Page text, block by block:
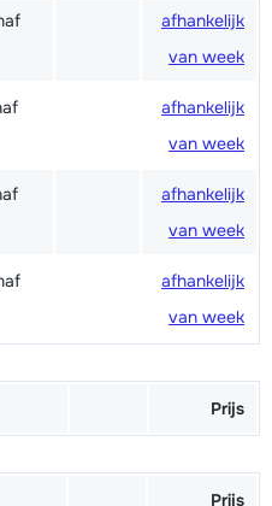
afhankelijk
van week
afhankelijk
van week
afhankelijk
van week
afhankelijk
van week
Prijs
van week
Prijs